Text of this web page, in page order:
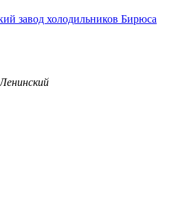
завод холодильников Бирюса